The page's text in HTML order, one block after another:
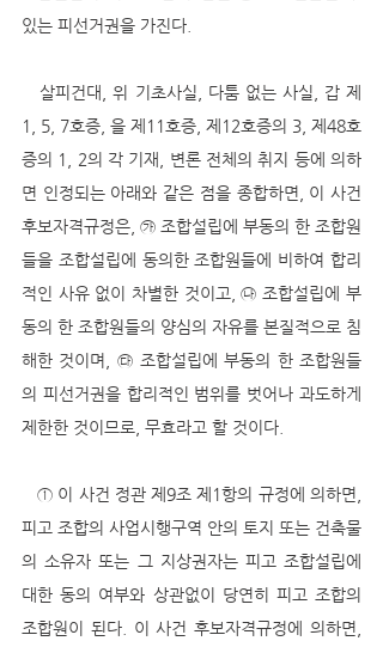
있는 피선거권을 가진다.
1, 5, 7호증, 을 제11호증, 제12호증의 3, 제48호
증의 1, 2의 각 기재, 변론 전체의 취지 등에 의하
면 인정되는 아래와 같은 점을 종합하면, 이 사건
후보자격규정은, ㉮ 조합설립에 부동의 한 조합원
들을 조합설립에 동의한 조합원들에 비하여 합리
적인 사유 없이 차별한 것이고, ㉯ 조합설립에 부
동의 한 조합원들의 양심의 자유를 본질적으로 침
해한 것이며, ㉰ 조합설립에 부동의 한 조합원들
의 피선거권을 합리적인 범위를 벗어나 과도하게
제한한 것이므로, 무효라고 할 것이다.
피고 조합의 사업시행구역 안의 토지 또는 건축물
의 소유자 또는 그 지상권자는 피고 조합설립에
대한 동의 여부와 상관없이 당연히 피고 조합의
조합원이 된다. 이 사건 후보자격규정에 의하면,